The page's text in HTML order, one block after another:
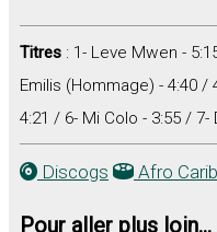
Titres : 1- Leve Mwen -
Emilis (Hommage) - 4:40 /
4:21 / 6- Mi Colo - 3:55 / 7-
Discogs Afro
Pour aller plus loin...